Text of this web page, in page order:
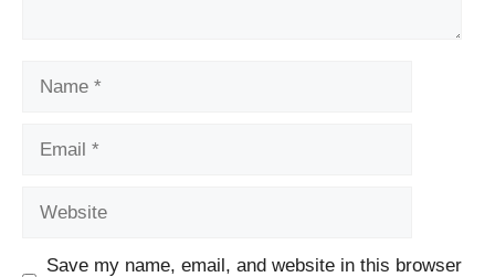
Name
Email
Website
Save my name, email, and website in this browser